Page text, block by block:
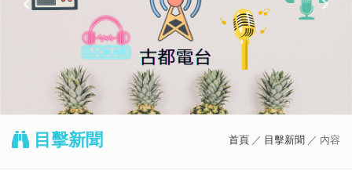
目擊新聞 首頁 ／ 目擊新聞 ／ 內容